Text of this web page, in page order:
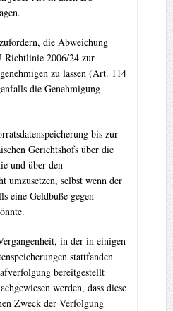
die Abweichung
Richtlinie 2006/24 zur
zu lassen (Art. 114
die Genehmigung
bis zur
Gerichtshofs über die
und über den
umzusetzen, selbst wenn der
eine Geldbuße gegen
in der in einigen
stattfanden
bereitgestellt
werden, dass diese
Zweck der Verfolgung